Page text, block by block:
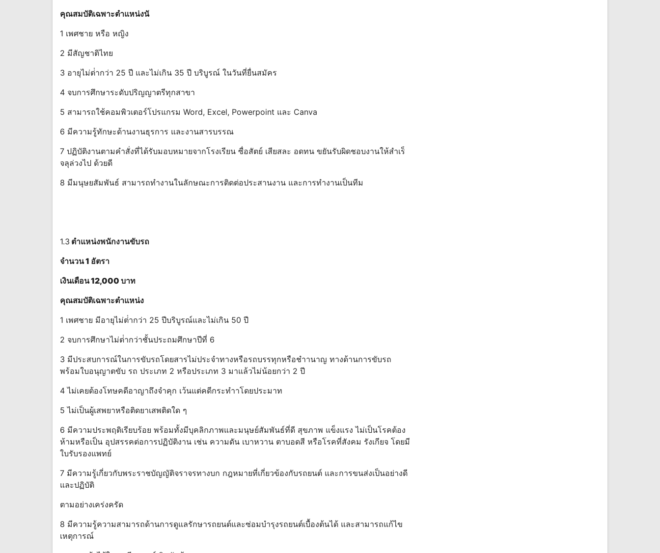
คุณสมบัติเฉพาะตําแหน่งนั
1 เพศชาย หรือ หญิง
2 มีสัญชาติไทย
3 อายุไม่ต่ํากว่า 25 ปี และไม่เกิน 35 ปี บริบูรณ์ ในวันที่ยื่นสมัคร
4 จบการศึกษาระดับปริญญาตรีทุกสาขา
5 สามารถใช้คอมพิวเตอร์โปรแกรม Word, Excel, Powerpoint และ Canva
6 มีความรู้ทักษะด้านงานธุรการ และงานสารบรรณ
7 ปฏิบัติงานตามคําสั่งที่ได้รับมอบหมายจากโรงเรียน ซื่อสัตย์ เสียสละ อดทน ขยันรับผิดชอบงานให้สําเร็
จลุล่วงไป ด้วยดี
8 มีมนุษยสัมพันธ์ สามารถทํางานในลักษณะการติดต่อประสานงาน และการทํางานเป็นทีม
1.3 ตําแหน่งพนักงานขับรถ
จํานวน 1 อัตรา
เงินเดือน 12,000 บาท
คุณสมบัติเฉพาะตําแหน่ง
1 เพศชาย มีอายุไม่ต่ํากว่า 25 ปีบริบูรณ์และไม่เกิน 50 ปี
2 จบการศึกษาไม่ต่ํากว่าชั้นประถมศึกษาปีที่ 6
3 มีประสบการณ์ในการขับรถโดยสารไม่ประจําทางหรือรถบรรทุกหรือชําานาญ ทางด้านการขับรถ
พร้อมใบอนุญาตขับ รถ ประเภท 2 หรือประเภท 3 มาแล้วไม่น้อยกว่า 2 ปี
4 ไม่เคยต้องโทษคดีอาญาถึงจําคุก เว้นแต่คดีกระทําาโดยประมาท
5 ไม่เป็นผู้เสพยาหรือติดยาเสพติดใด ๆ
6 มีความประพฤติเรียบร้อย พร้อมทั้งมีบุคลิกภาพและมนุษย์สัมพันธ์ที่ดี สุขภาพ แข็งแรง ไม่เป็นโรคต้อง
ห้ามหรือเป็น อุปสรรคต่อการปฏิบัติงาน เช่น ความดัน เบาหวาน ตาบอดสี หรือโรคที่สังคม รังเกียจ โดยมี
ใบรับรองแพทย์
7 มีความรู้เกี่ยวกับพระราชบัญญัติจราจรทางบก กฎหมายที่เกี่ยวข้องกับรถยนต์ และการขนส่งเป็นอย่างดี
และปฏิบัติ
ตามอย่างเคร่งครัด
8 มีความรู้ความสามารถด้านการดูแลรักษารถยนต์และซ่อมบํารุงรถยนต์เบื้องต้นได้ และสามารถแก้ไข
เหตุการณ์